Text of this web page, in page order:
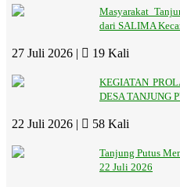
Masyarakat
dari SALIMA
27 Juli 2026 | 19 Kali
KEGIATAN
DESA TANJUNG
22 Juli 2026 | 58 Kali
Tanjung Putus
22 Juli 2026